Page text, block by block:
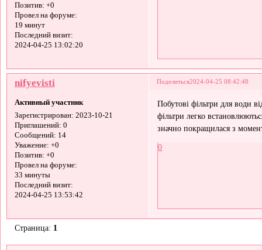
Позитив: +0
Провел на форуме:
19 минут
Последний визит:
2024-04-25 13:02:20
Поделиться2024-04-25 08:42:48
nifyevisti
Активный участник
Зарегистрирован: 2023-10-21
Приглашений: 0
Сообщений: 14
Уважение: +0
Позитив: +0
Провел на форуме:
33 минуты
Последний визит:
2024-04-25 13:53:42
Побутові фільтри для води
фільтри легко
значно покращилася з
0
Страница: 1